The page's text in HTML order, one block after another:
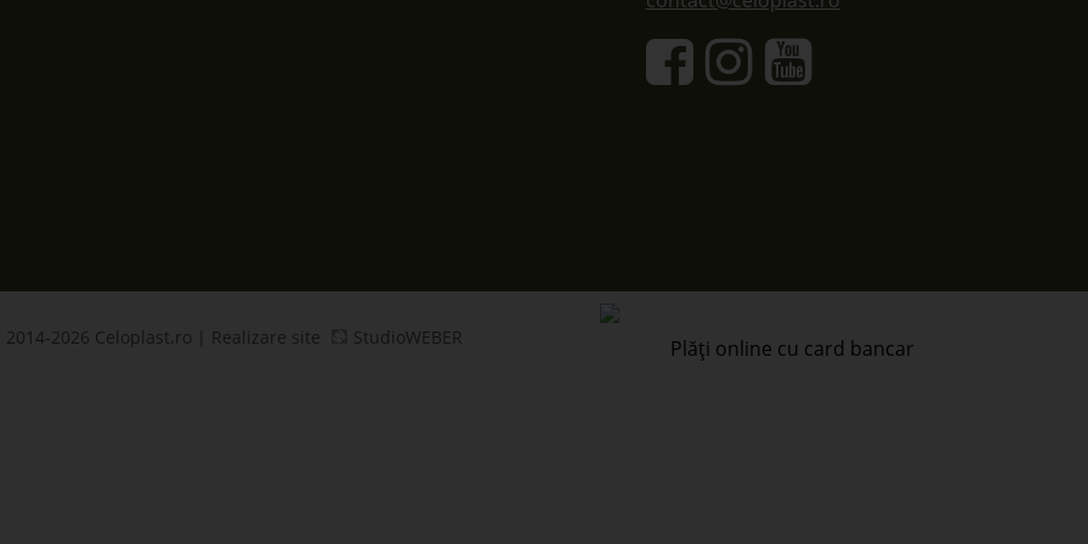
2026 Celoplast.ro | Realizare site StudioWEBER